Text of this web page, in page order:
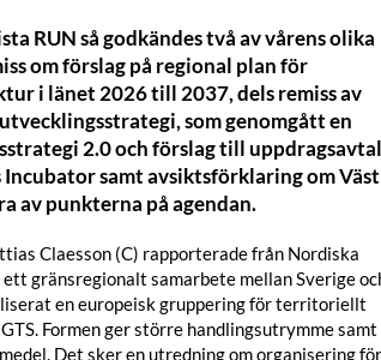
RUN så godkändes två av vårens olika
om förslag på regional plan för
i länet 2026 till 2037, dels remiss av
som genomgått en
2.0 och förslag till uppdragsavtal
Incubator samt avsiktsförklaring om
av punkterna på agendan.
Claesson (C) rapporterade från Nordiska
gränsregionalt samarbete mellan Sverige
en europeisk gruppering för territoriellt
Formen ger större handlingsutrymme samt
Det sker en utredning om organisering för